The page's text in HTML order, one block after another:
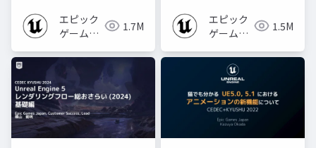
エピック
ゲームズ
1.7M
エピック
ゲームズ
1.5M